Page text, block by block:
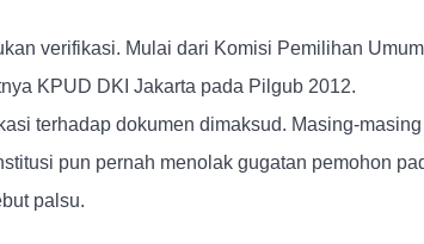
verifikasi. Mulai dari Komisi Pemilihan Umum
KPUD DKI Jakarta pada Pilgub 2012.
terhadap dokumen dimaksud. Masing-masing
pun pernah menolak gugatan pemohon
palsu.